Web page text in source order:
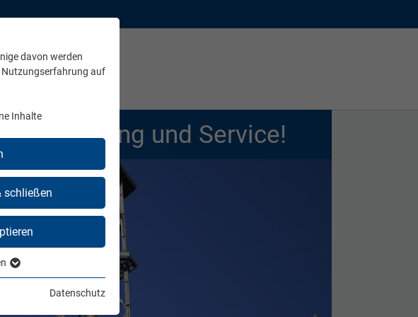
Versorgung und Service!
davon werden
Nutzungserfahrung auf
Inhalte
schließen
der Website
Datenschutz